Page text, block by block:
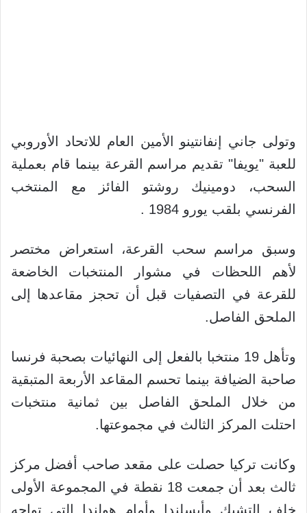
وتولى جاني إنفانتينو الأمين العام للاتحاد الأوروبي
للعبة "يويفا" تقديم مراسم القرعة بينما قام بعملية
السحب، دومينيك روشتو الفائز مع المنتخب
الفرنسي بلقب يورو 1984 .
وسبق مراسم سحب القرعة، استعراض مختصر
لأهم اللحظات في مشوار المنتخبات الخاضعة
للقرعة في التصفيات قبل أن تحجز مقاعدها إلى
الملحق الفاصل.
وتأهل 19 منتخبا بالفعل إلى النهائيات بصحبة فرنسا
صاحبة الضيافة بينما تحسم المقاعد الأربعة المتبقية
من خلال الملحق الفاصل بين ثمانية منتخبات
احتلت المركز الثالث في مجموعتها.
وكانت تركيا حصلت على مقعد صاحب أفضل مركز
ثالث بعد أن جمعت 18 نقطة في المجموعة الأولى
خلف التشيك وأيسلندا وأمام هولندا التي تواجه